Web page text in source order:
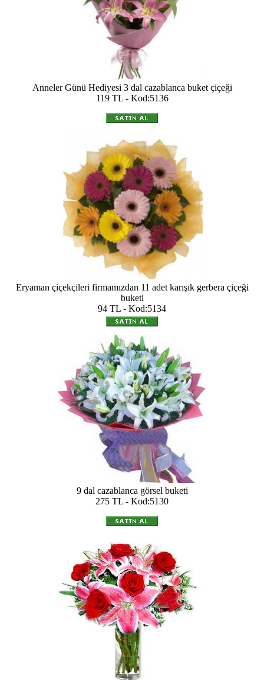
Anneler Günü Hediyesi 3 dal cazablanca buket çiçeği
119 TL - Kod:5136
Eryaman çiçekçileri firmamızdan 11 adet karışık gerbera çiçeği
buketi
94 TL - Kod:5134
9 dal cazablanca görsel buketi
275 TL - Kod:5130